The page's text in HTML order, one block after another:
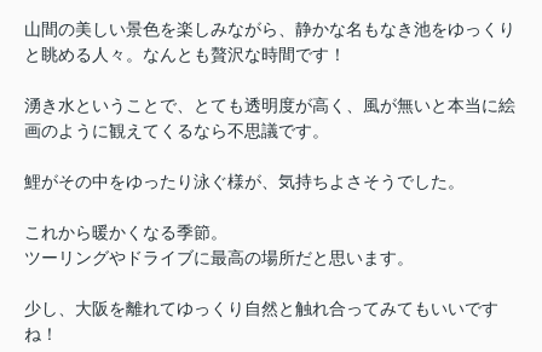
山間の美しい景色を楽しみながら、静かな名もなき池をゆっくり
と眺める人々。なんとも贅沢な時間です！
湧き水ということで、とても透明度が高く、風が無いと本当に絵
画のように観えてくるなら不思議です。
鯉がその中をゆったり泳ぐ様が、気持ちよさそうでした。
これから暖かくなる季節。
ツーリングやドライブに最高の場所だと思います。
少し、大阪を離れてゆっくり自然と触れ合ってみてもいいです
ね！